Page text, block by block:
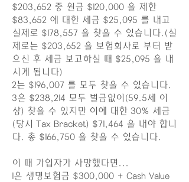
$203,652 중 원금 $120,000 을 제한
$83,652 에 대한 세금 $25,095 를 내고
실제로 $178,557 을 찾을 수 있습니다.(실
제로는 $203,652 을 보험회사로 부터 받
으신 후 세금 보고하실 때 $25,095 을 내
시게 됩니다)
2는 $196,007 를 모두 찾을 수 있습니다.
3은 $238,214 모두 벌금없이(59.5세 이
상) 찾을 수 있지만 이에 대한 30% 세금
(당시 Tax Bracket) $71,464 을 내야 합니
다. 총 $166,750 을 찾을 수 있습니다.
이 때 가입자가 사망했다면...
1은 생명보험금 $300,000 + Cash Value